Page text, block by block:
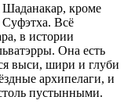
Шаданакар, кроме
Всё
в истории
Она есть
выси, шири и глуби
архипелаги, и
пустынными.